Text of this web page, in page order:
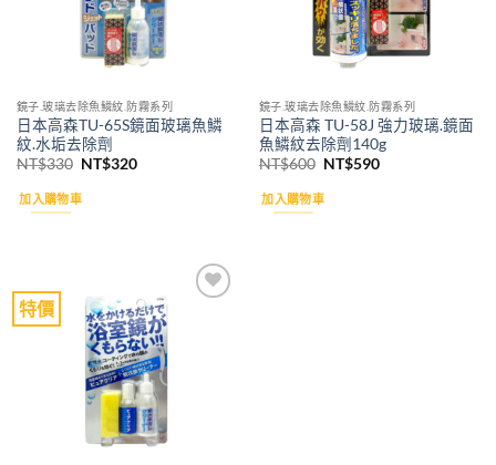
鏡子.玻璃去除魚鱗紋.防霧系列
日本高森TU-65S鏡面玻璃魚鱗
紋.水垢去除劑
NT$330 原
價
格：
NT$320目
加入購物車
鏡子.玻璃去除魚鱗紋.防霧系列
日本高森 TU-58J 強力玻璃.鏡面
魚鱗紋去除劑140g
NT$600 原
價
格：
NT$590目
加入購物車
特價